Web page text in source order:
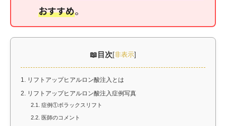
おすすめ。
目次 [非表示]
1.
リフトアップヒアルロン酸注入とは
2.
リフトアップヒアルロン酸注入症例写真
2.1. 症例①ボラックスリフト
2.2. 医師のコメント